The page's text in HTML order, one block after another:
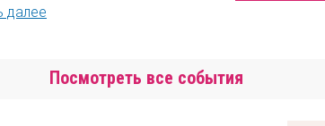
далее
Посмотреть все события